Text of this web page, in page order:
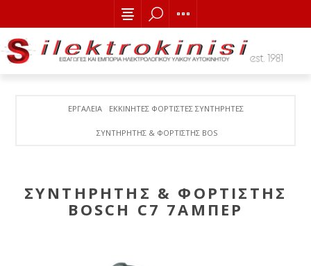
ΕΡΓΑΛΕΙΑ ΕΚΚΙΝΗΤΕΣ ΦΟΡΤΙΣΤΕΣ ΣΥΝΤΗΡΗΤΕΣ
ΣΥΝΤΗΡΗΤΗΣ & ΦΟΡΤΙΣΤΗΣ BOSCH C7 7ΑΜΠΕΡ
ΣΥΝΤΗΡΗΤΗΣ & ΦΟΡΤΙΣΤΗΣ
BOSCH C7 7ΑΜΠΕΡ